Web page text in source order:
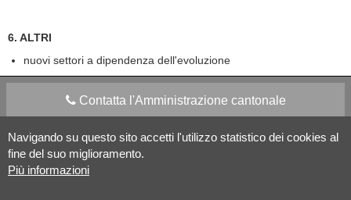
Navigando su questo sito accetti l'utilizzo statistico dei cookies al
fine del suo miglioramento.
Più informazioni
6. ALTRI
nuovi settori a dipendenza dell'evoluzione
Contatta l'Amministrazione cantonale
Apps Mobile Social media